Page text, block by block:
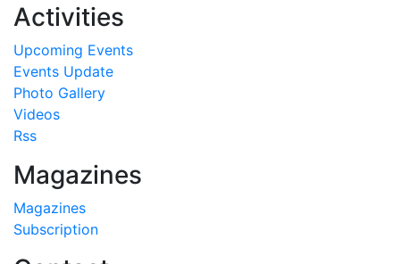
Activities
Upcoming Events
Events Update
Photo Gallery
Videos
Rss
Magazines
Magazines
Subscription